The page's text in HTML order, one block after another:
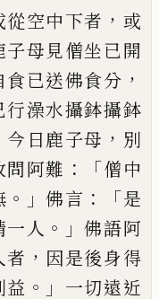
從空中下者 ， 或
子母見僧坐已開
食已送佛食分 ，
行澡水攝鉢攝鉢
今日鹿子母 ， 別
問阿難 ：「僧中
。」佛言 ：「是
一人 。」佛語阿
者 ， 因是後身得
益 。」 一切遠近